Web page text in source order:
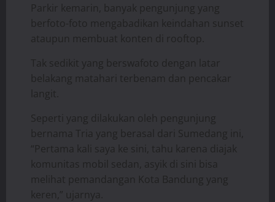
Parkir kemarin, banyak pengunjung yang
berfoto-foto mengabadikan keindahan sunset
ataupun membuat konten di rooftop.
Tak sedikit yang berswafoto dengan latar
belakang matahari terbenam dan pencakar
langit.
Seperti yang dilakukan oleh pengunjung
bernama Tria yang berasal dari Sumedang ini,
“Pertama kali saya ke sini, tahu karena diajak
komunitas mobil sedan, asyik di sini bisa
melihat pemandangan Kota Bandung yang
keren,” ujarnya.